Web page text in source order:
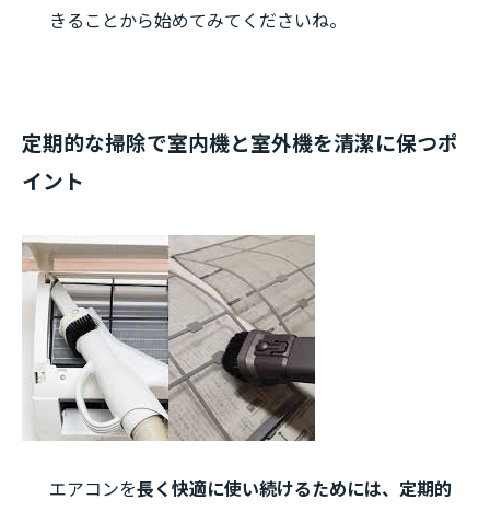
きることから始めてみてくださいね。
定期的な掃除で室内機と室外機を清潔に保つポ
イント
エアコンを長く快適に使い続けるためには、定期的